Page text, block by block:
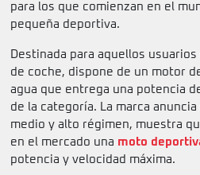
para los que comienzan en el
pequeña deportiva.
Destinada para aquellos
de coche, dispone de un motor
agua que entrega una potencia
de la categoría. La marca
medio y alto régimen, muestra
en el mercado una moto
potencia y velocidad máxima.